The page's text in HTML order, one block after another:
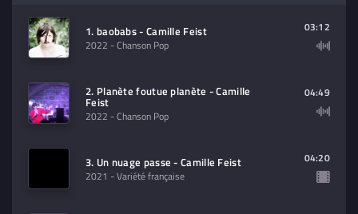
contenu à lire (audio/video)
1. baobabs - Camille Feist
2022 - Chanson Pop
03:12
2. Planète foutue planète - Camille
Feist
2022 - Chanson Pop
04:49
3. Un nuage passe - Camille Feist
2021 - Variété française
04:20